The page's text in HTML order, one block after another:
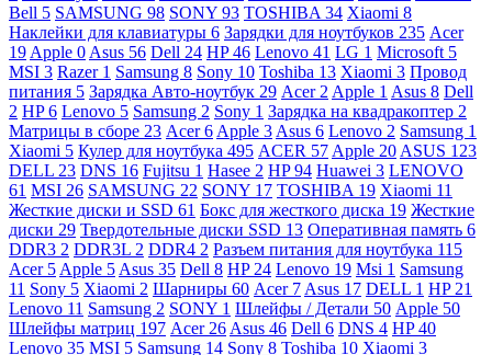
Bell 5 SAMSUNG 98 SONY 93 TOSHIBA 34 Xiaomi 8
Наклейки для клавиатуры 6 Зарядки для ноутбуков 235 Acer
19 Apple 0 Asus 56 Dell 24 HP46 Lenovo 41 LG 1 Microsoft 5
MSI 3 Razer 1 Samsung 8 Sony 10 Toshiba 13 Xiaomi 3 Провод
питания 5 Зарядка Авто-ноутбук 29 Acer 2 Apple 1 Asus 8 Dell
2 HP6 Lenovo 5 Samsung 2 Sony 1 Зарядка на квадракоптер 2
Матрицы в сборе 23 Acer6 Apple 3 Asus 6 Lenovo 2 Samsung 1
Xiaomi 5 Кулер для ноутбука 495 ACER 57 Apple 20 ASUS 123
DELL 23 DNS 16 Fujitsu 1 Hasee 2 HP94 Huawei 3 LENOVO
61 MSI 26 SAMSUNG 22 SONY 17 TOSHIBA 19 Xiaomi 11
Жесткие диски и SSD 61 Бокс для жесткого диска 19 Жесткие
диски 29 Твердотельные диски SSD 13 Оперативная память 6
DDR3 2 DDR3L 2 DDR4 2 Разъем питания для ноутбука 115
Acer 5 Apple 5 Asus 35 Dell 8 HP 24 Lenovo 19 Msi 1 Samsung
11 Sony 5 Xiaomi 2 Шарниры 60 Acer 7 Asus 17 DELL 1 HP 21
Lenovo 11 Samsung 2 SONY 1 Шлейфы / Детали 50 Apple 50
Шлейфы матриц 197 Acer 26 Asus 46 Dell 6 DNS 4 HP40
Lenovo 35 MSI 5 Samsung 14 Sony 8 Toshiba 10 Xiaomi 3